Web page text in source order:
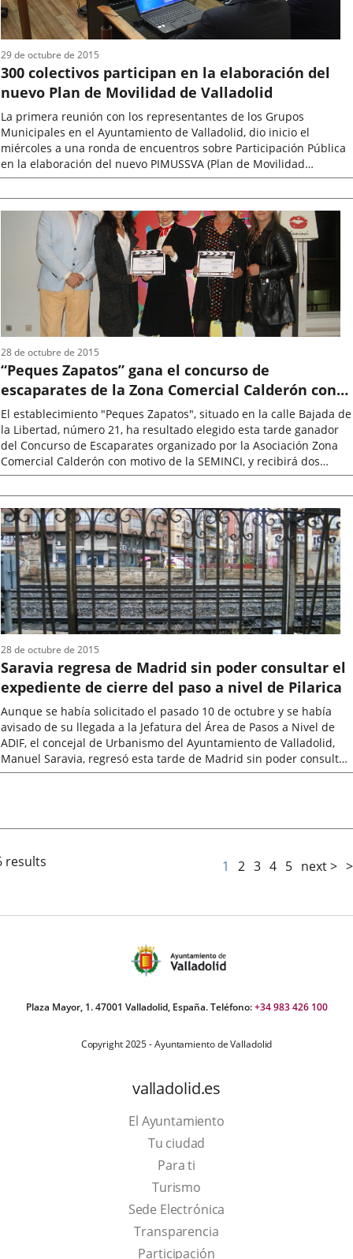
300 colectivos participan en la elaboración del
nuevo Plan de Movilidad de Valladolid
La primera reunión con los representantes de los Grupos
Municipales en el Ayuntamiento de Valladolid, dio inicio el
miércoles a una ronda de encuentros sobre Participación Pública
en la elaboración del nuevo PIMUSSVA (Plan de Movilidad
Sostenible y Seguro de...
de
la
29 de octubre de 2015
“Peques Zapatos” gana el concurso de
escaparates de la Zona Comercial Calderón con
motivo de la celebración de SEMINCI
El establecimiento "Peques Zapatos", situado en la calle Bajada de
la Libertad, número 21, ha resultado elegido esta tarde ganador
del Concurso de Escaparates organizado por la Asociación Zona
Comercial Calderón con motivo de la SEMINCI, y recibirá dos
invitaciones...
de
la
noticia
28 de octubre de 2015
Saravia regresa de Madrid sin poder consultar el
expediente de cierre del paso a nivel de Pilarica
Aunque se había solicitado el pasado 10 de octubre y se había
avisado de su llegada a la Jefatura del Área de Pasos a Nivel de
ADIF, el concejal de Urbanismo del Ayuntamiento de Valladolid,
Manuel Saravia, regresó esta tarde de Madrid sin poder consultar
el...
28 de octubre de 2015
results 1 2 3 4 5 next >
Plaza Mayor, 1. 47001 Valladolid, España. Teléfono:+34 983 426 100
Copyright 2025 - Ayuntamiento de Valladolid
valladolid.es
El Ayuntamiento
Tu ciudad
Para ti
TurismoThis
link
will
open
Sede Electrónica
Transparencia
Participación